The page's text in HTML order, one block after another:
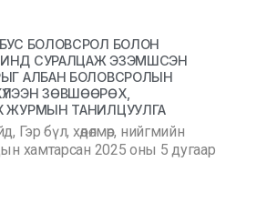
БОЛОВСРОЛ БОЛОН
СУРАЛЦАЖ ЭЗЭМШСЭН
АЛБАН БОЛОВСРОЛЫН
ЗӨВШӨӨРӨХ,
ЖУРМЫН ТАНИЛЦУУЛГА
Гэр бүл, хөдөлмөр, нийгмийн
хамтарсан 2025 оны 5 дугаар